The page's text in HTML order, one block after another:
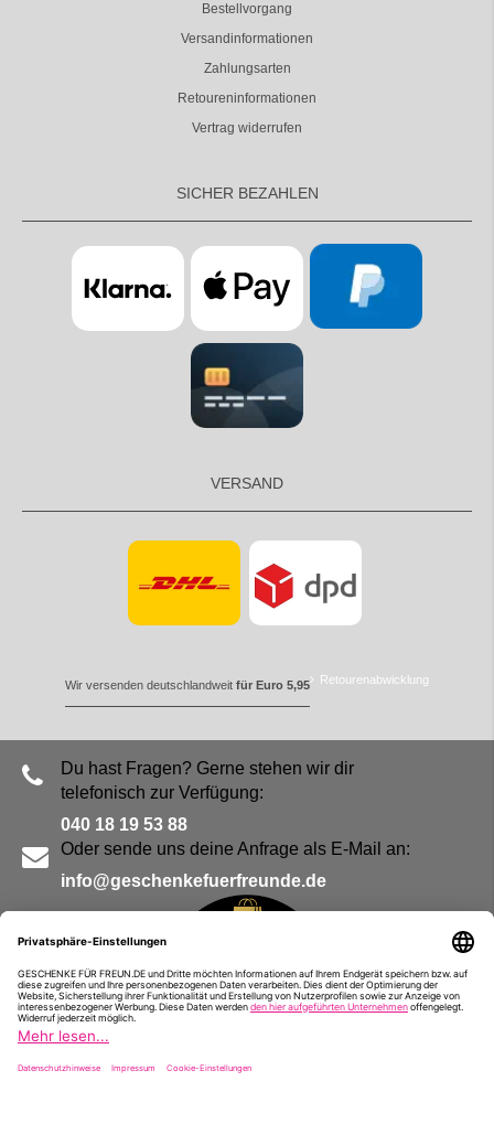
Bestellvorgang
Versandinformationen
Zahlungsarten
Retoureninformationen
Vertrag widerrufen
SICHER BEZAHLEN
VERSAND
Wir versenden deutschlandweit für Euro 5,95 Retourenabwicklung
Du hast Fragen? Gerne stehen wir dir
telefonisch zur Verfügung:
040 18 19 53 88
Oder sende uns deine Anfrage als E-Mail an:
info@geschenkefuerfreunde.de